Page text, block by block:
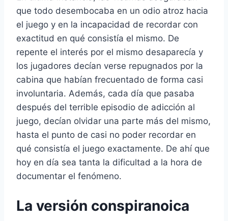
que todo desembocaba en un odio atroz hacia
el juego y en la incapacidad de recordar con
exactitud en qué consistí­a el mismo. De
repente el interés por el mismo desaparecí­a y
los jugadores decí­an verse repugnados por la
cabina que habí­an frecuentado de forma casi
involuntaria. Además, cada dí­a que pasaba
después del terrible episodio de adicción al
juego, decí­an olvidar una parte más del mismo,
hasta el punto de casi no poder recordar en
qué consistí­a el juego exactamente. De ahí­ que
hoy en dí­a sea tanta la dificultad a la hora de
documentar el fenómeno.
La versión conspiranoica